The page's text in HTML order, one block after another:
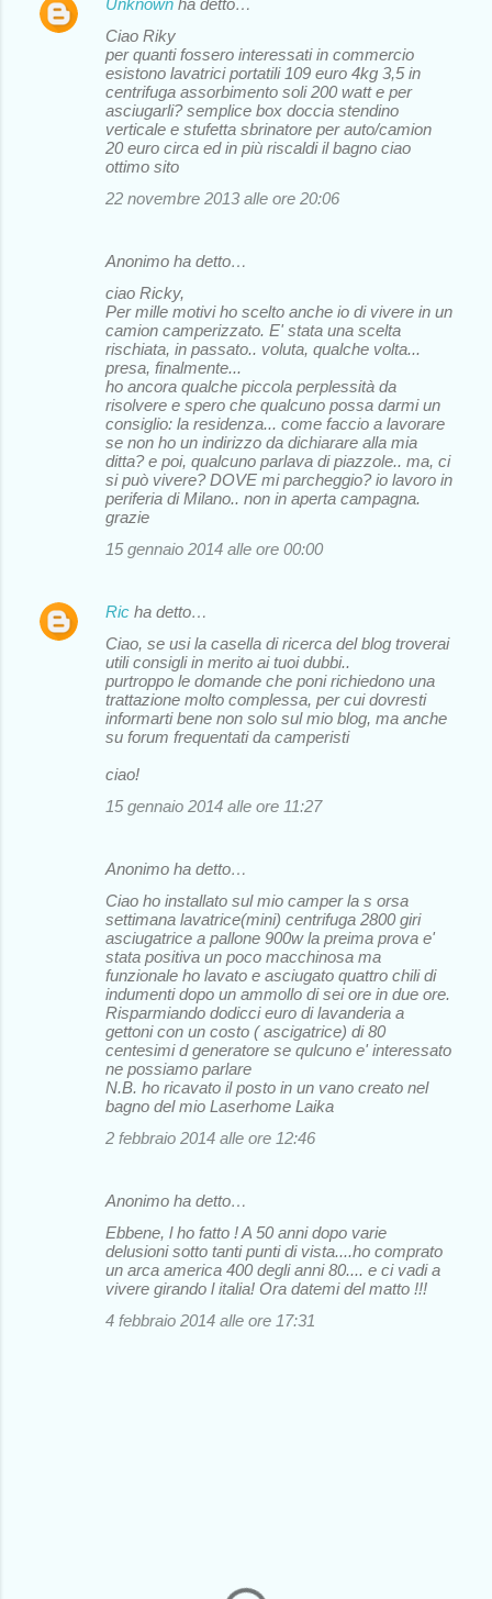
Ciao Riky
per quanti fossero interessati in commercio
esistono lavatrici portatili 109 euro 4kg 3,5 in
centrifuga assorbimento soli 200 watt e per
asciugarli? semplice box doccia stendino
verticale e stufetta sbrinatore per auto/camion
20 euro circa ed in più riscaldi il bagno ciao
ottimo sito
22 novembre 2013 alle ore 20:06
Anonimo ha detto…
ciao Ricky,
Per mille motivi ho scelto anche io di vivere in un
camion camperizzato. E' stata una scelta
rischiata, in passato.. voluta, qualche volta...
presa, finalmente...
ho ancora qualche piccola perplessità da
risolvere e spero che qualcuno possa darmi un
consiglio: la residenza... come faccio a lavorare
se non ho un indirizzo da dichiarare alla mia
ditta? e poi, qualcuno parlava di piazzole.. ma, ci
si può vivere? DOVE mi parcheggio? io lavoro in
periferia di Milano.. non in aperta campagna.
grazie
15 gennaio 2014 alle ore 00:00
Ric ha detto…
Ciao, se usi la casella di ricerca del blog troverai
utili consigli in merito ai tuoi dubbi..
purtroppo le domande che poni richiedono una
trattazione molto complessa, per cui dovresti
informarti bene non solo sul mio blog, ma anche
su forum frequentati da camperisti
ciao!
15 gennaio 2014 alle ore 11:27
Anonimo ha detto…
Ciao ho installato sul mio camper la s orsa
settimana lavatrice(mini) centrifuga 2800 giri
asciugatrice a pallone 900w la preima prova e'
stata positiva un poco macchinosa ma
funzionale ho lavato e asciugato quattro chili di
indumenti dopo un ammollo di sei ore in due ore.
Risparmiando dodicci euro di lavanderia a
gettoni con un costo ( ascigatrice) di 80
centesimi d generatore se qulcuno e' interessato
ne possiamo parlare
N.B. ho ricavato il posto in un vano creato nel
bagno del mio Laserhome Laika
2 febbraio 2014 alle ore 12:46
Anonimo ha detto…
Ebbene, l ho fatto ! A 50 anni dopo varie
delusioni sotto tanti punti di vista....ho comprato
un arca america 400 degli anni 80.... e ci vadi a
vivere girando l italia! Ora datemi del matto !!!
4 febbraio 2014 alle ore 17:31